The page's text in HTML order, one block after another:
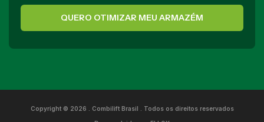
QUERO OTIMIZAR MEU ARMAZÉM
Copyright © 2026 . Combilift Brasil . Todos os direitos reservados